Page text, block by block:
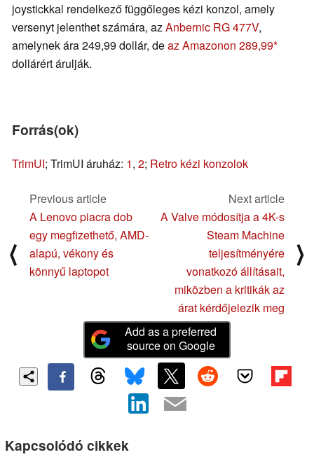
joystickkal rendelkező függőleges kézi konzol, amely
versenyt jelenthet számára, azAnbernic RG 477V,
amelynek ára 249,99 dollár, deaz Amazonon 289,99
dollárért árulják.
Forrás(ok)
TrimUI; TrimUI áruház: 1, 2; Retro kézi konzolok
⟨
Previous article
A Lenovo piacra dob
egy megfizethető, AMD-
alapú, vékony és
könnyű laptopot
Next article
A Valve módosítja a 4K-s
Steam Machine
teljesítményére
vonatkozó állításait,
miközben a kritikák az
árat kérdőjelezik meg
⟩
Add as a preferred
source on Google
Kapcsolódó cikkek